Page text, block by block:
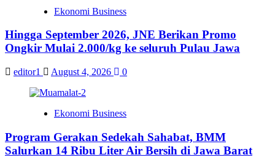
Ekonomi Business
Hingga September 2026, JNE Berikan Promo
Ongkir Mulai 2.000/kg ke seluruh Pulau Jawa
editor1 August 4, 2026 0
Ekonomi Business
Program Gerakan Sedekah Sahabat, BMM
Salurkan 14 Ribu Liter Air Bersih di Jawa Barat